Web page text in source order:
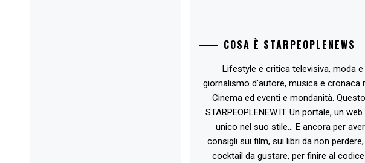
COSA È STARPEOPLENEWS
Lifestyle e critica televisiva, moda e
giornalismo d'autore, musica e cronaca
Cinema ed eventi e mondanità.
STARPEOPLENEW.IT. Un portale, un
unico nel suo stile... E ancora per
consigli sui film, sui libri da non
cocktail da gustare, per finire al